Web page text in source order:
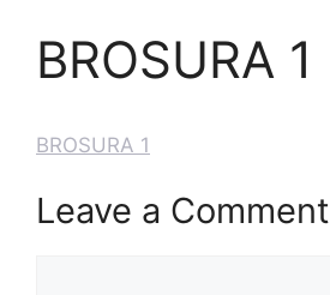
BROSURA 1
BROSURA 1
Leave a Comment